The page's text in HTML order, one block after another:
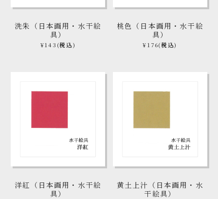
洗朱（日本画用・水干絵
具）
¥143 (税込)
桃色（日本画用・水干絵
具）
¥176(税込)
洋紅（日本画用・水干絵
具）
黄土上汁（日本画用・水
干絵具）